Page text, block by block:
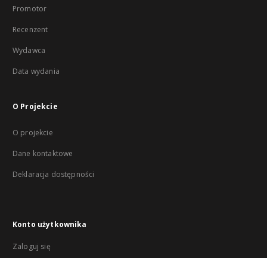
Promotor
Recenzent
Wydawca
Data wydania
O Projekcie
O projekcie
Dane kontaktowe
Deklaracja dostępności
Konto użytkownika
Zaloguj się